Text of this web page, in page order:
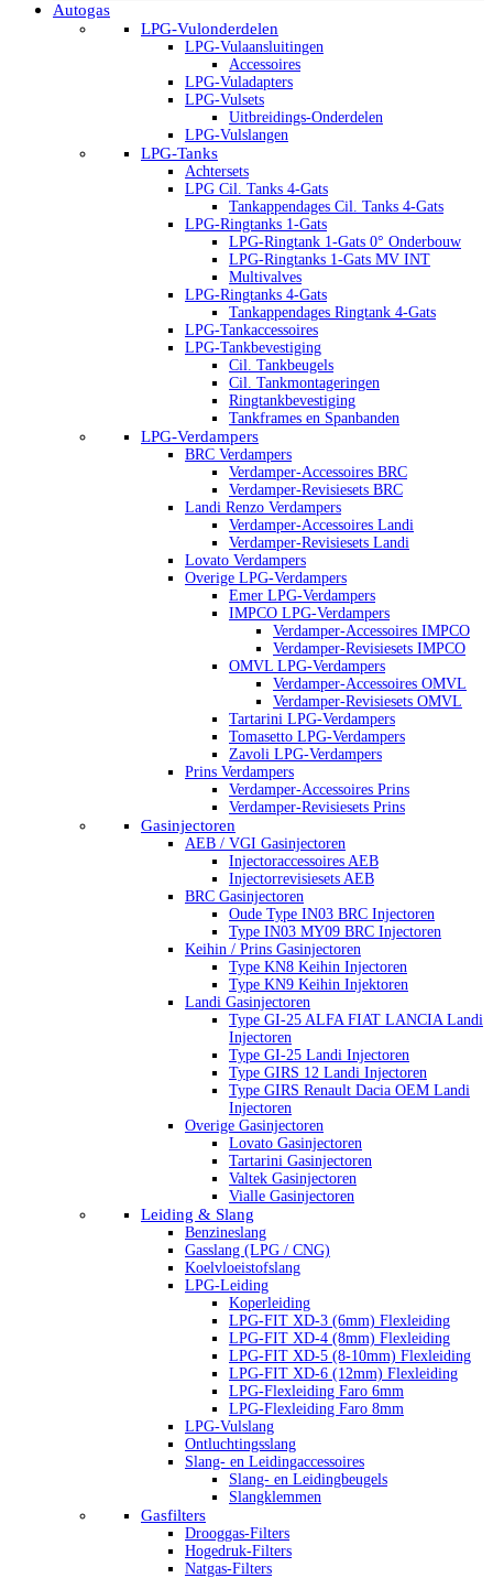
Autogas
LPG-Vulonderdelen
LPG-Vulaansluitingen
Accessoires
LPG-Vuladapters
LPG-Vulsets
Uitbreidings-Onderdelen
LPG-Vulslangen
LPG-Tanks
Achtersets
LPG Cil. Tanks 4-Gats
Tankappendages Cil. Tanks 4-Gats
LPG-Ringtanks 1-Gats
LPG-Ringtank 1-Gats 0° Onderbouw
LPG-Ringtanks 1-Gats MV INT
Multivalves
LPG-Ringtanks 4-Gats
Tankappendages Ringtank 4-Gats
LPG-Tankaccessoires
LPG-Tankbevestiging
Cil. Tankbeugels
Cil. Tankmontageringen
Ringtankbevestiging
Tankframes en Spanbanden
LPG-Verdampers
BRC Verdampers
Verdamper-Accessoires BRC
Verdamper-Revisiesets BRC
Landi Renzo Verdampers
Verdamper-Accessoires Landi
Verdamper-Revisiesets Landi
Lovato Verdampers
Overige LPG-Verdampers
Emer LPG-Verdampers
IMPCO LPG-Verdampers
Verdamper-Accessoires IMPCO
Verdamper-Revisiesets IMPCO
OMVL LPG-Verdampers
Verdamper-Accessoires OMVL
Verdamper-Revisiesets OMVL
Tartarini LPG-Verdampers
Tomasetto LPG-Verdampers
Zavoli LPG-Verdampers
Prins Verdampers
Verdamper-Accessoires Prins
Verdamper-Revisiesets Prins
Gasinjectoren
AEB / VGI Gasinjectoren
Injectoraccessoires AEB
Injectorrevisiesets AEB
BRC Gasinjectoren
Oude Type IN03 BRC Injectoren
Type IN03 MY09 BRC Injectoren
Keihin / Prins Gasinjectoren
Type KN8 Keihin Injectoren
Type KN9 Keihin Injektoren
Landi Gasinjectoren
Type GI-25 ALFA FIAT LANCIA Landi
Injectoren
Type GI-25 Landi Injectoren
Type GIRS 12 Landi Injectoren
Type GIRS Renault Dacia OEM Landi
Injectoren
Overige Gasinjectoren
Lovato Gasinjectoren
Tartarini Gasinjectoren
Valtek Gasinjectoren
Vialle Gasinjectoren
Leiding & Slang
Benzineslang
Gasslang (LPG / CNG)
Koelvloeistofslang
LPG-Leiding
Koperleiding
LPG-FIT XD-3 (6mm) Flexleiding
LPG-FIT XD-4 (8mm) Flexleiding
LPG-FIT XD-5 (8-10mm) Flexleiding
LPG-FIT XD-6 (12mm) Flexleiding
LPG-Flexleiding Faro 6mm
LPG-Flexleiding Faro 8mm
LPG-Vulslang
Ontluchtingsslang
Slang- en Leidingaccessoires
Slang- en Leidingbeugels
Slangklemmen
Gasfilters
Drooggas-Filters
Hogedruk-Filters
Natgas-Filters